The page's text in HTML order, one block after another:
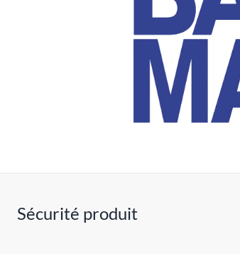
Sécurité produit